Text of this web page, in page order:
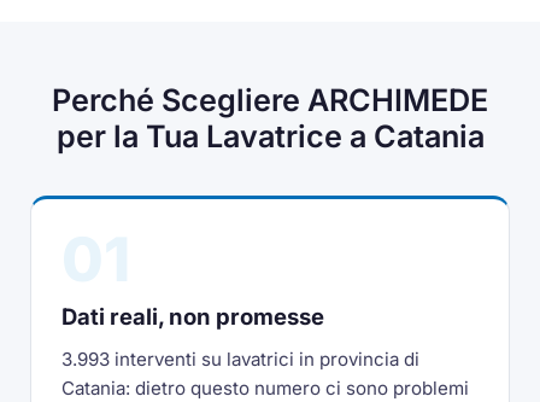
Perché Scegliere ARCHIMEDE
per la Tua Lavatrice a Catania
Dati reali, non promesse
3.993 interventi su lavatrici in provincia di
Catania: dietro questo numero ci sono problemi